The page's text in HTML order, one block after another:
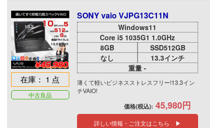
在庫： 1 点
中古良品
SONY vaio VJPG13C11N
Windows11
Core i5 1035G1 1.0GHz
8GB
SSD512GB
なし
13.3インチ
重量 -
薄くて軽いビジネスストレスフリー!13.3イン
チVAIO!
価格(税込): 45,980円
詳しい情報・ご注文はこちら ▶